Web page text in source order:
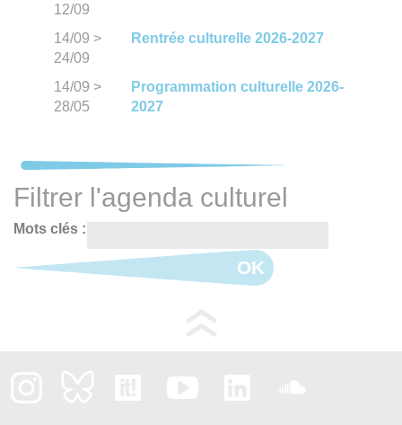
12/09
14/09 >
24/09
Rentrée culturelle 2026-2027
14/09 >
28/05
Programmation culturelle 2026-
2027
Filtrer l'agenda culturel
Mots clés :
OK